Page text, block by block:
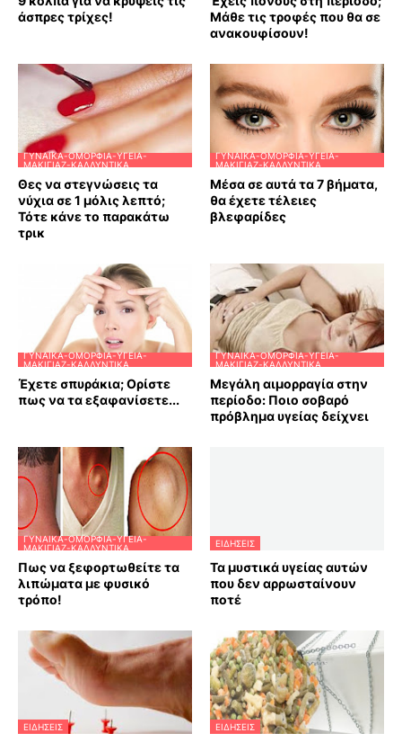
άσπρες τρίχες!
Μάθε τις τροφές που θα σε
ανακουφίσουν!
ΓΥΝΑΊΚΑ-ΟΜΟΡΦΙΆ-ΥΓΕΊΑ-
ΜΑΚΙΓΙΆΖ-ΚΑΛΛΥΝΤΙΚΆ
Θες να στεγνώσεις τα
νύχια σε 1 μόλις λεπτό;
Τότε κάνε το παρακάτω
τρικ
ΓΥΝΑΊΚΑ-ΟΜΟΡΦΙΆ-ΥΓΕΊΑ-
ΜΑΚΙΓΙΆΖ-ΚΑΛΛΥΝΤΙΚΆ
Μέσα σε αυτά τα 7 βήματα,
θα έχετε τέλειες
βλεφαρίδες
ΓΥΝΑΊΚΑ-ΟΜΟΡΦΙΆ-ΥΓΕΊΑ-
ΜΑΚΙΓΙΆΖ-ΚΑΛΛΥΝΤΙΚΆ
Έχετε σπυράκια; Ορίστε
πως να τα εξαφανίσετε...
ΓΥΝΑΊΚΑ-ΟΜΟΡΦΙΆ-ΥΓΕΊΑ-
ΜΑΚΙΓΙΆΖ-ΚΑΛΛΥΝΤΙΚΆ
Μεγάλη αιμορραγία στην
περίοδο: Ποιο σοβαρό
πρόβλημα υγείας δείχνει
ΓΥΝΑΊΚΑ-ΟΜΟΡΦΙΆ-ΥΓΕΊΑ-
ΜΑΚΙΓΙΆΖ-ΚΑΛΛΥΝΤΙΚΆ
Πως να ξεφορτωθείτε τα
λιπώματα με φυσικό
τρόπο!
ΕΙΔΗΣΕΙΣ
Τα μυστικά υγείας αυτών
που δεν αρρωσταίνουν
ποτέ
ΕΙΔΗΣΕΙΣ ΕΙΔΗΣΕΙΣ